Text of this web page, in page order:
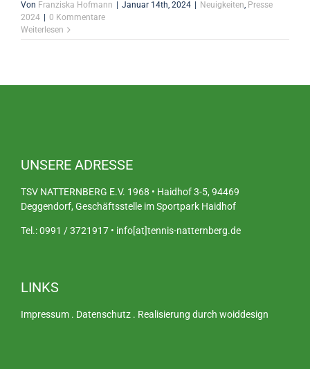
Von Franziska Hofmann Januar 14th, 2024 Neuigkeiten, Presse
2024
0 Kommentare
Weiterlesen
UNSERE ADRESSE
TSV NATTERNBERG E.V. 1968 • Haidhof 3-5, 94469
Deggendorf, Geschäftsstelle im Sportpark Haidhof
Tel.: 0991 / 3721917 • info[at]tennis-natternberg.de
LINKS
Impressum . Datenschutz . Realisierung durch woiddesign